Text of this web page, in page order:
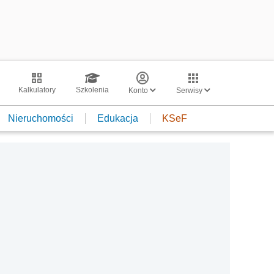
Kalkulatory Szkolenia Konto Serwisy
Nieruchomości Edukacja KSeF